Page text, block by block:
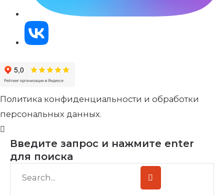
Политика конфиденциальности и обработки
персональных данных.
Введите запрос и нажмите enter
для поиска